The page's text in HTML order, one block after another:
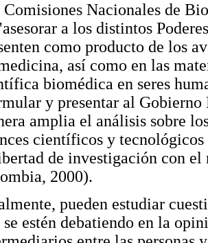
Comisiones Nacionales de
a los distintos
como producto de los
así como en las
biomédica en seres
y presentar al Gobierno
amplia el análisis sobre
científicos y
de investigación con
2000).
pueden estudiar
se estén debatiendo en la